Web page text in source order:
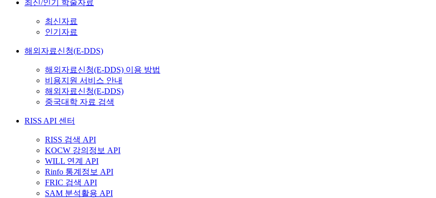
최신/인기 학술자료
최신자료
인기자료
해외자료신청(E-DDS)
해외자료신청(E-DDS) 이용 방법
비용지원 서비스 안내
해외자료신청(E-DDS)
중국대학 자료 검색
RISS API 센터
RISS 검색 API
KOCW 강의정보 API
WILL 연계 API
Rinfo 통계정보 API
FRIC 검색 API
SAM 분석활용 API